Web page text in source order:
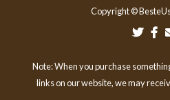
Copyright ©
Note: When you purchase
links on our website, we may